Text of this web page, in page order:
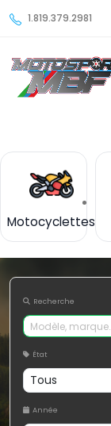
1.819.379.2981
Motocyclettes
Recherche
État
Année